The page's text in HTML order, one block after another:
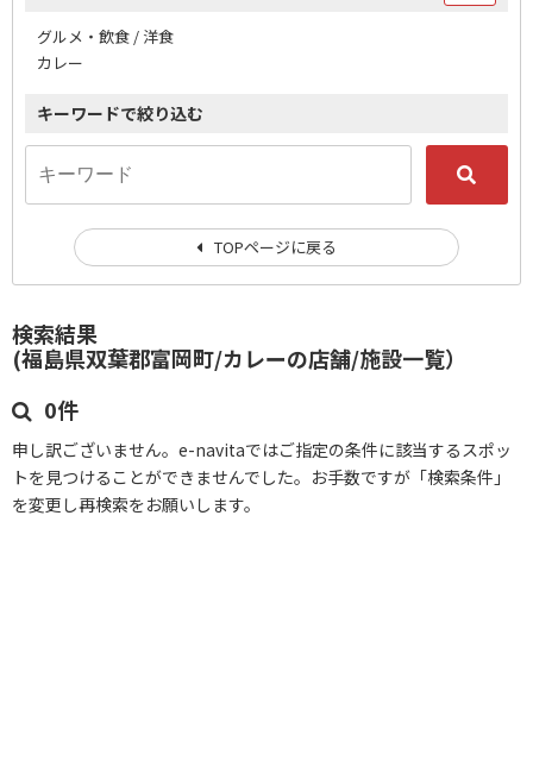
検索結果
(福島県双葉郡富岡町/カレーの店舗/施設一覧）
0件
申し訳ございません。e-navitaではご指定の条件に該当するスポッ
トを見つけることができませんでした。お手数ですが「検索条件」
を変更し再検索をお願いします。
グルメ・飲食 / 洋食
カレー
キーワードで絞り込む
TOPページに戻る